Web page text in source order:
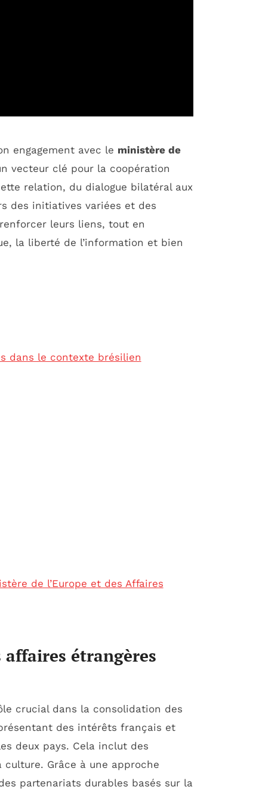
engagement avec le ministère de
vecteur clé pour la coopération
relation, du dialogue bilatéral aux
des initiatives variées et des
leurs liens, tout en
la liberté de l’information et bien
dans le contexte brésilien
de l’Europe et des Affaires
étrangères
crucial dans la consolidation des
des intérêts français et
deux pays. Cela inclut des
culture. Grâce à une approche
partenariats durables basés sur la